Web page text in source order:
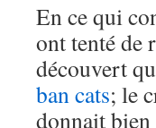
En ce qui
ont tenté de
découvert
ban cats; le
donnait bien